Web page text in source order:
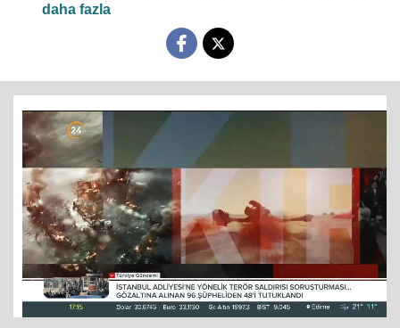
TV ekranından evlerinize konuk oluyor.